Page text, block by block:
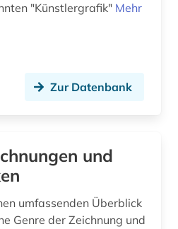
bildliche darstellung (4)
"Künstlergrafik" Mehr
Zur Datenbank
und
umfassenden Überblick
Genre der Zeichnung und